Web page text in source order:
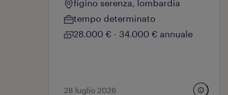
figino serenza, lombardia
tempo determinato
28.000 € - 34.000 € annuale
28 luglio 2026